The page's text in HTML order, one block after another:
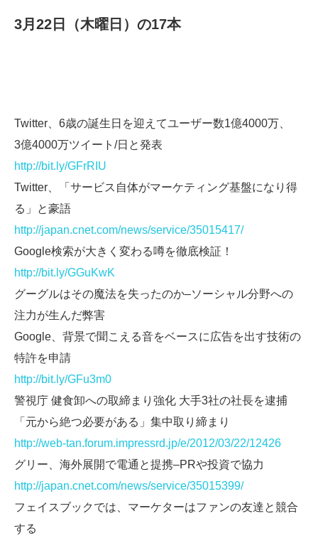
3月22日（木曜日）の17本
Twitter、6歳の誕生日を迎えてユーザー数1億4000万、
3億4000万ツイート/日と発表
http://bit.ly/GFrRIU
Twitter、「サービス自体がマーケティング基盤になり得
る」と豪語
http://japan.cnet.com/news/service/35015417/
Google検索が大きく変わる噂を徹底検証！
http://bit.ly/GGuKwK
グーグルはその魔法を失ったのか–ソーシャル分野への
注力が生んだ弊害
Google、背景で聞こえる音をベースに広告を出す技術の
特許を申請
http://bit.ly/GFu3m0
警視庁 健食卸への取締まり強化 大手3社の社長を逮捕
「元から絶つ必要がある」集中取り締まり
http://web-tan.forum.impressrd.jp/e/2012/03/22/12426
グリー、海外展開で電通と提携–PRや投資で協力
http://japan.cnet.com/news/service/35015399/
フェイスブックでは、マーケターはファンの友達と競合
する